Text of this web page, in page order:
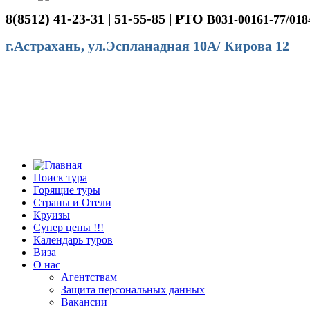
8(8512) 41-23-31 | 51-55-85 | РТО В031-00161-77/
г.Астрахань, ул.Эспланадная 10А/ Кирова 12
Поиск тура
Горящие туры
Страны и Отели
Круизы
Супер цены !!!
Календарь туров
Виза
О нас
Агентствам
Защита персональных данных
Вакансии